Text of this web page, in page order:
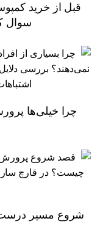
سوال
چرا خیلی‌ها
شروع مسیر